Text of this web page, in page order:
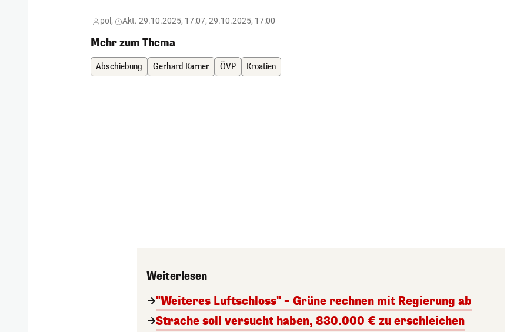
pol, Akt. 29.10.2025, 17:07, 29.10.2025, 17:00
Mehr zum Thema
Abschiebung Gerhard Karner ÖVP Kroatien
Weiterlesen
"Weiteres Luftschloss" – Grüne rechnen mit Regierung ab
Strache soll versucht haben, 830.000 € zu erschleichen